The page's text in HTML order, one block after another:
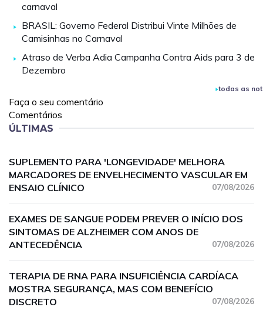
carnaval
BRASIL: Governo Federal Distribui Vinte Milhões de
Camisinhas no Carnaval
Atraso de Verba Adia Campanha Contra Aids para 3 de
Dezembro
todas as
Faça o seu comentário
Comentários
ÚLTIMAS
SUPLEMENTO PARA 'LONGEVIDADE' MELHORA
MARCADORES DE ENVELHECIMENTO VASCULAR EM
ENSAIO CLÍNICO
07/08/2026
EXAMES DE SANGUE PODEM PREVER O INÍCIO DOS
SINTOMAS DE ALZHEIMER COM ANOS DE
ANTECEDÊNCIA
07/08/2026
TERAPIA DE RNA PARA INSUFICIÊNCIA CARDÍACA
MOSTRA SEGURANÇA, MAS COM BENEFÍCIO
DISCRETO
07/08/2026